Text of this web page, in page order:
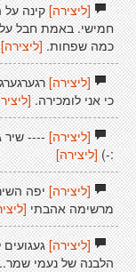
[ליצירה]קינה על
חמישי. באמת חבל
כמה שפחות. [ליצירה]
[ליצירה]
כי אני לומכירה.
[ליצירה]---- שיר
:-) [ליצירה]
[ליצירה]יפה
מרשימה אהבתי
[ליצירה]
הלבנה של נעמי